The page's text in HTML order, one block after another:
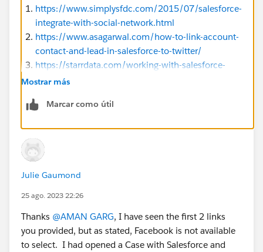
https://www.simplysfdc.com/2015/07/salesforce-
integrate-with-social-network.html
https://www.asagarwal.com/how-to-link-account-
contact-and-lead-in-salesforce-to-twitter/
https://starrdata.com/working-with-salesforce-
social-accounts-and-contacts/
Mostrar más
Marcar como útil
Julie Gaumond
25 ago. 2023 22:26
Thanks @AMAN GARG, I have seen the first 2 links
you provided, but as stated, Facebook is not available
to select. I had opened a Case with Salesforce and